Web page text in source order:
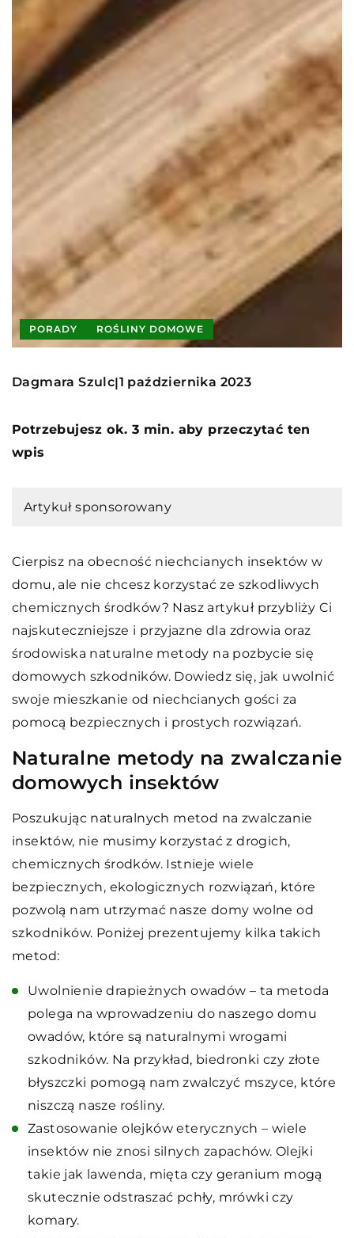
PORADY ROŚLINY DOMOWE
Dagmara Szulc|1 października 2023
Potrzebujesz ok. 3 min. aby przeczytać ten
wpis
Artykuł sponsorowany
Cierpisz na obecność niechcianych insektów w
domu, ale nie chcesz korzystać ze szkodliwych
chemicznych środków? Nasz artykuł przybliży Ci
najskuteczniejsze i przyjazne dla zdrowia oraz
środowiska naturalne metody na pozbycie się
domowych szkodników. Dowiedz się, jak uwolnić
swoje mieszkanie od niechcianych gości za
pomocą bezpiecznych i prostych rozwiązań.
Naturalne metody na zwalczanie
domowych insektów
Poszukując naturalnych metod na zwalczanie
insektów, nie musimy korzystać z drogich,
chemicznych środków. Istnieje wiele
bezpiecznych, ekologicznych rozwiązań, które
pozwolą nam utrzymać nasze domy wolne od
szkodników. Poniżej prezentujemy kilka takich
metod:
Uwolnienie drapieżnych owadów – ta metoda
polega na wprowadzeniu do naszego domu
owadów, które są naturalnymi wrogami
szkodników. Na przykład, biedronki czy złote
błyszczki pomogą nam zwalczyć mszyce, które
niszczą nasze rośliny.
Zastosowanie olejków eterycznych – wiele
insektów nie znosi silnych zapachów. Olejki
takie jak lawenda, mięta czy geranium mogą
skutecznie odstraszać pchły, mrówki czy
komary.